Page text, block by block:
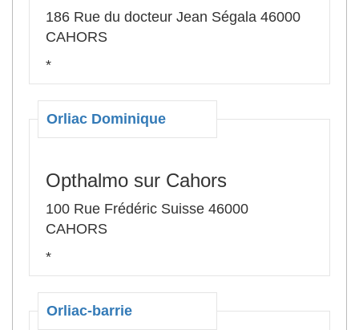
186 Rue du docteur Jean Ségala 46000
CAHORS
*
Orliac Dominique
Opthalmo sur Cahors
100 Rue Frédéric Suisse 46000
CAHORS
*
Orliac-barrie